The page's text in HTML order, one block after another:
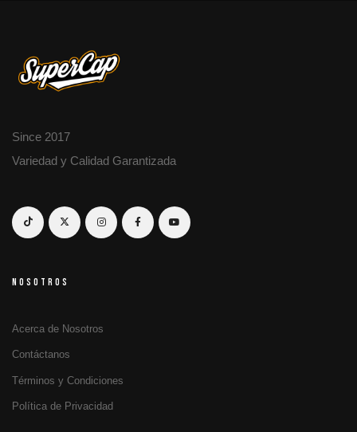
Since 2017
Variedad y Calidad Garantizada
NOSOTROS
Acerca de Nosotros
Contáctanos
Términos y Condiciones
Política de Privacidad